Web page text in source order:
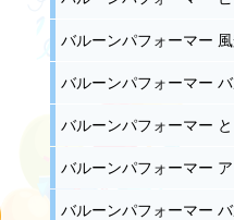
バルーンパフォーマー
バルーンパフォーマー
バルーンパフォーマー
バルーンパフォーマー
バルーンパフォーマー